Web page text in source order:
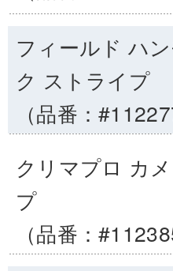
フィールド ハ
ク ストライプ
（品番：
クリマプロ カ
プ
（品番：